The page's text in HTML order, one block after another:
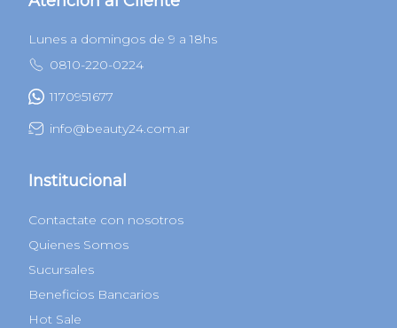
Lunes a domingos de 9 a 18hs
0810-220-0224
1170951677
info@beauty24.com.ar
Institucional
Contactate con nosotros
Quienes Somos
Sucursales
Beneficios Bancarios
Hot Sale